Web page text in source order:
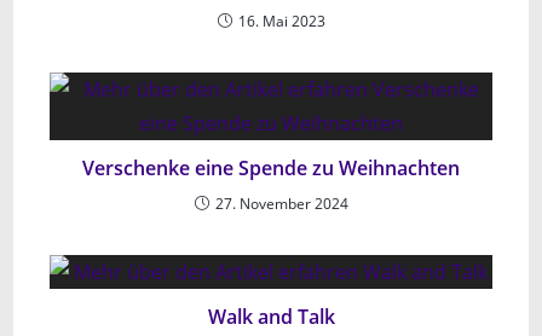
16. Mai 2023
Verschenke eine Spende zu Weihnachten
27. November 2024
Walk and Talk